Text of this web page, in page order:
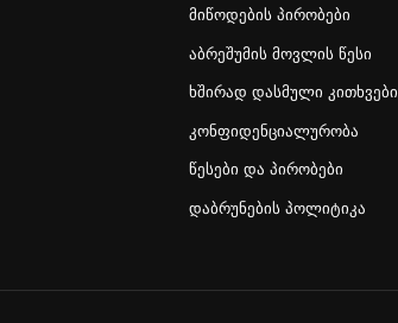
მიწოდების პირობები
აბრეშუმის მოვლის წესი
ხშირად დასმული კითხვები
კონფიდენციალურობა
წესები და პირობები
დაბრუნების პოლიტიკა